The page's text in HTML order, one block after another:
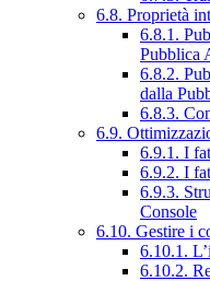
6.8. Proprietà
6.8.1.
Pubblica
6.8.2.
dalla
6.8.3.
6.9.
6.9.1. I
6.9.2. I
6.9.3.
Console
6.10. Gestire i
6.10.1.
6.10.2.